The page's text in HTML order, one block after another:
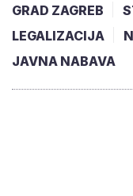
GRAD ZAGREB
LEGALIZACIJA
JAVNA NABAVA